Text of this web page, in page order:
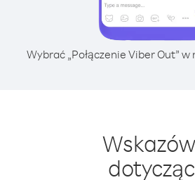
Wybrać „Połączenie Viber Out”